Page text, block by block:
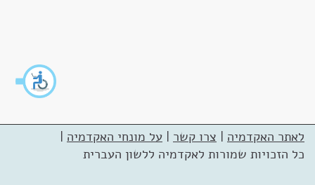
לאתר האקדמיה | צרו קשר | על מונחי האקדמיה |
כל הזכויות שמורות לאקדמיה ללשון העברית